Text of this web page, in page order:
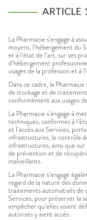
ARTICLE
La Pharmacie s’engage à
moyens, l’hébergement du
et à l’état de l’art, sur ses
d’hébergement
usages de la profession et à
Dans ce cadre, la
de stockage et de
conformément aux usages
La Pharmacie s’engage à
techniques, conformes à
et l’accès aux Services,
infrastructures, le contrôle
infrastructures, ainsi que
de prévention et de
malveillants.
La Pharmacie s’engage
regard de la nature des
traitements automatisés de
Services, pour préserver la
empêcher qu’elles soient
autorisés y aient accès.